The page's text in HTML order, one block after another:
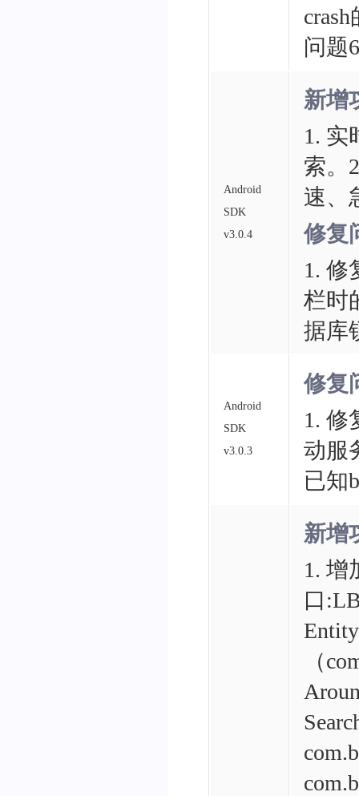
问题
Android
SDK
v3.0.4
新增
1. 实
索。
速、
修复
1. 修
栏时
据库
Android
SDK
v3.0.3
修复
1. 修
动服
已知
新增
1. 增
口:
（